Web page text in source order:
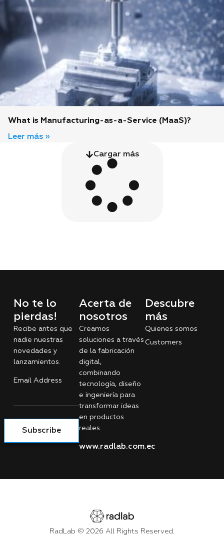
What is Manufacturing-as-a-Service (MaaS)?
Leer más »
Cargar más
RadLab © 2026 All Rights Reserved.
Acerta de
nosotros
Creamos
soluciones a través
de la fabricación
digital,
combinando
tecnología, diseño
e ingeniería para
transformar ideas
en productos
reales.
www.radlab.com.ec
Descubre
más
Quienes somos
Customers
No te lo
pierdas!
Recibe antes que
nadie nuestras
novedades y
lanzamientos.
Email Address
Subscribe